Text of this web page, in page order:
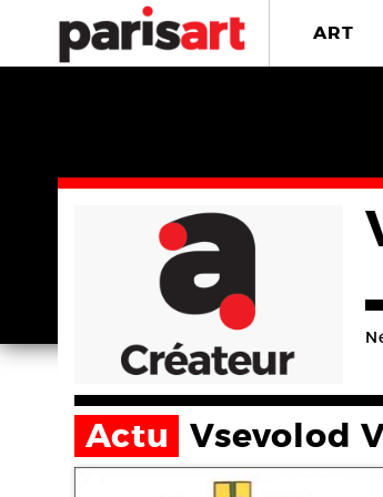
ART
Actu Vsevolod